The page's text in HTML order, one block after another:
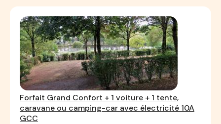
Forfait Grand Confort + 1 voiture + 1 tente,
caravane ou camping-car avec électricité 10A
GCC